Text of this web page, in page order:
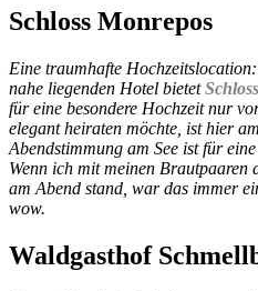
Schloss Monrepos
Eine traumhafte
nahe liegenden Hotel bietet
für eine besondere Hochzeit nur
elegant heiraten möchte, ist hier
Abendstimmung am See ist für
Wenn ich mit meinen Brautpaaren
am Abend stand, war das immer
wow.
Waldgasthof